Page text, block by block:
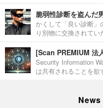
脆弱性診断を盗んだ
かくして「良い診断
り別物に交換されてい
[Scan PREMIUM 法
Security Information
は共有されることを欲